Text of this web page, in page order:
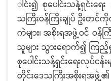
ါင်း၍ စုပေါင်းသန့်ရှင်းရ
သကြီးဝန်ကြီးချုပ် ဦးတ
ကဲများ၊ အစိုးရအဖွဲ့ဝင် ဝန်က
သူများ သွားရောက်၍ ကြ
စုပေါင်းသန့်ရှင်းရေးလုပ်င
တိုင်းဒေသကြီးအစိုးရအဖွဲ့၏